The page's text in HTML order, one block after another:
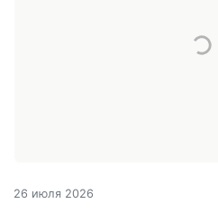
26 июля 2026